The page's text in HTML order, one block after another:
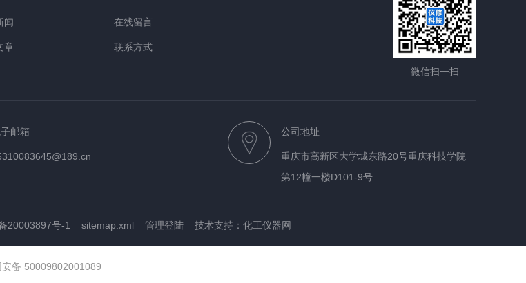
闻
章
在线留言
联系方式
微信扫一扫
邮箱 公司地址
重庆市高新区大学城东路20号重庆科技学院
第12幢一楼D101-9号
20003897号-1 sitemap.xml 管理登陆 技术支持： 化工仪器网
安备 50009802001089